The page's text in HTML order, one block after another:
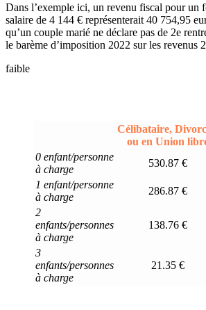
Dans l’exemple ici, un revenu fiscal pour un
salaire de 4 144 € représenterait 40 754,95
qu’un couple marié ne déclare pas de 2e
le barème d’imposition 2022 sur les revenus
faible
Célibataire,
ou en Union
0 enfant/personne
à charge
530.87 €
1 enfant/personne
à charge
286.87 €
2
enfants/personnes
à charge
138.76 €
3
enfants/personnes
à charge
21.35 €